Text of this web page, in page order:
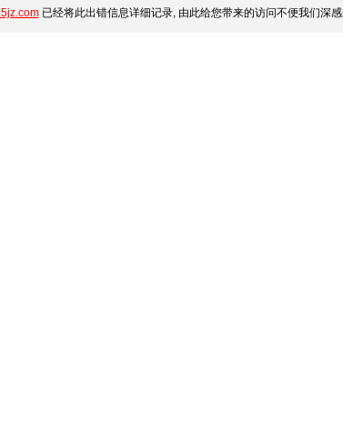
已经将此出错信息详细记录, 由此给您带来的访问不便我们深